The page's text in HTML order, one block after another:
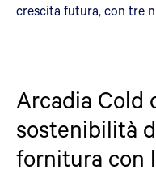
crescita futura, con tre
Arcadia Cold
sostenibilità
fornitura con